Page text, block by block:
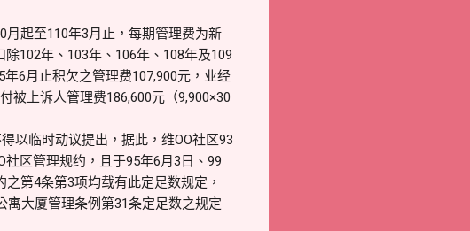
起至110年3月止，每期管理费为新
102年、103年、106年、108年及109
6月止积欠之管理费107,900元，业经
被上诉人管理费186,600元（9,900×30
以临时动议提出，据此，维OO社区93
区管理规约，且于95年6月3日、99
第4条第3项均载有此定足数规定，
寓大厦管理条例第31条定足数之规定